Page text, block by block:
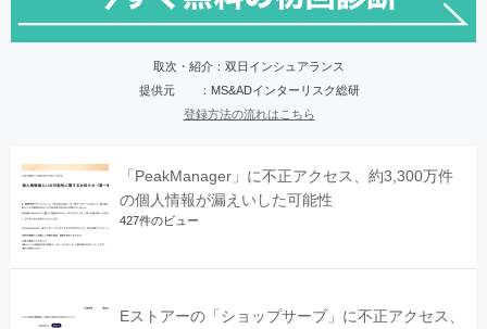
取次・紹介：双日インシュアランス
提供元 ：MS&ADインターリスク総研
登録方法の流れはこちら
「PeakManager」に不正アクセス、約3,300万件
の個人情報が漏えいした可能性
427件のビュー
Eストアーの「ショップサーブ」に不正アクセス、